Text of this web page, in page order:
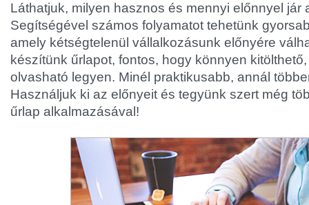
Láthatjuk, milyen hasznos és mennyi előnnyel jár
Segítségével számos folyamatot tehetünk
amely kétségtelenül vállalkozásunk előnyére
készítünk űrlapot, fontos, hogy könnyen
olvasható legyen. Minél praktikusabb, annál
Használjuk ki az előnyeit és tegyünk szert még
űrlap alkalmazásával!